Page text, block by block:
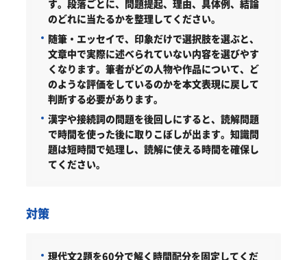
す。段落ごとに、問題提起、理由、具体例、結論
のどれに当たるかを整理してください。
随筆・エッセイで、印象だけで選択肢を選ぶと、
文章中で実際に述べられていない内容を選びやす
くなります。筆者がどの人物や作品について、ど
のような評価をしているのかを本文表現に戻して
判断する必要があります。
漢字や接続詞の問題を後回しにすると、読解問題
で時間を使った後に取りこぼしが出ます。知識問
題は短時間で処理し、読解に使える時間を確保し
てください。
対策
現代文2題を60分で解く時間配分を固定してくだ